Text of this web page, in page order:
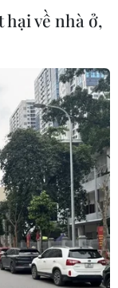
về nhà ở,